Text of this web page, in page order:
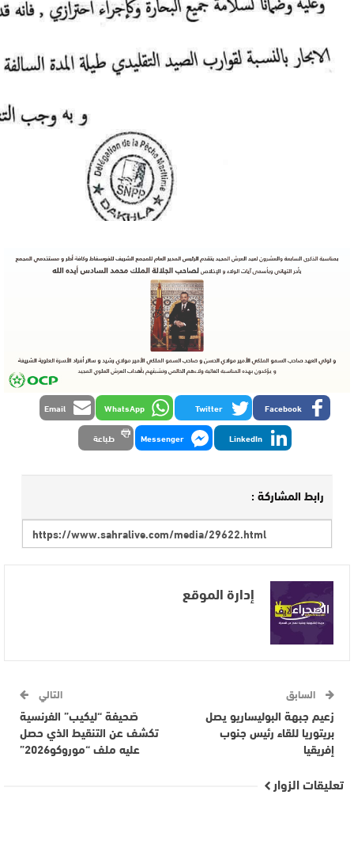
Facebook
Twitter
WhatsApp
Email
LinkedIn
Messenger طباعة
رابط المشاركة :
إدارة الموقع
السابق
زعيم جبهة البوليساريو يصل
بريتوريا للقاء رئيس جنوب
إفريقيا
التالي
صَحيفة “ليكيب” الفرنسية
تكشف عن التنقيط الذي حصل
عليه ملف “موروكو2026”
تعليقات الزوار